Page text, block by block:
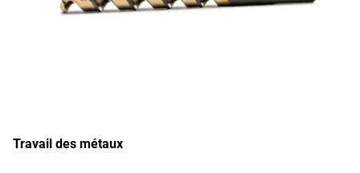
Travail des métaux